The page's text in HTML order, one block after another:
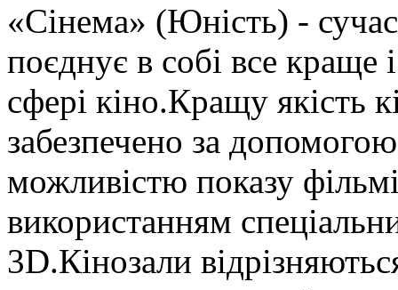
«Сінема» (Юність) -
поєднує в собі все краще
сфері кіно.Кращу якість
забезпечено за
можливістю показу
використанням
3D.Кінозали